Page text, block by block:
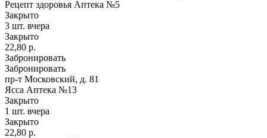
Рецепт здоровья Аптека №5
Закрыто
3 шт. вчера
Закрыто
22,80 р.
Забронировать
Забронировать
пр-т Московский, д. 81
Ясса Аптека №13
Закрыто
1 шт. вчера
Закрыто
22,80 р.